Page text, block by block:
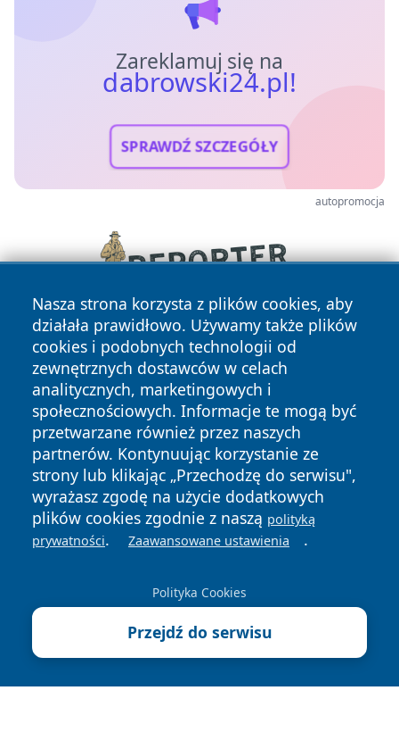
Zareklamuj się na
dabrowski24.pl!
SPRAWDŹ SZCZEGÓŁY
autopromocja
Nasza strona korzysta z plików cookies, aby
działała prawidłowo. Używamy także plików
cookies i podobnych technologii od
zewnętrznych dostawców w celach
analitycznych, marketingowych i
społecznościowych. Informacje te mogą być
przetwarzane również przez naszych
partnerów. Kontynuując korzystanie ze
strony lub klikając „Przechodzę do serwisu",
wyrażasz zgodę na użycie dodatkowych
plików cookies zgodnie z naszą polityką
prywatności. Zaawansowane ustawienia .
Polityka Cookies
Przejdź do serwisu
Copyright © 2026 dabrowski24.pl Wszystkie prawa
zastrzeżone.
News Autorzy
Polityka
Prywatności
Polityka
Cookies